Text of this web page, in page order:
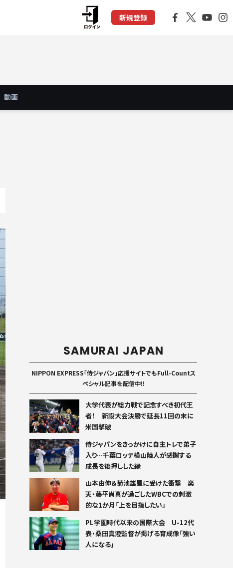
新規登録
動画
SAMURAI JAPAN
NIPPON EXPRESS「侍ジャパン」応援サイトでもFull-Countス
ペシャル記事を配信中!!
大学代表が総力戦で記念すべき初代王
者！ 新設大会決勝で延長11回の末に
米国撃破
侍ジャパンをきっかけに自主トレで弟子
入り…千葉ロッテ横山陸人が感謝する
成長を後押しした縁
山本由伸＆菊池雄星に受けた衝撃 楽
天・藤平尚真が過ごしたWBCでの刺激
的な1か月「上を目指したい」
PL学園時代以来の国際大会 U-12代
表・桑田真澄監督が掲げる育成像「強い
人になる」